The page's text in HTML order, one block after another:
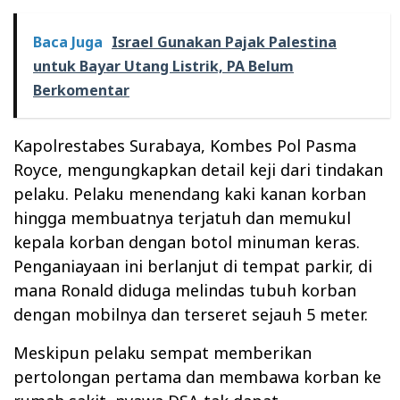
Baca Juga Israel Gunakan Pajak Palestina
untuk Bayar Utang Listrik, PA Belum
Berkomentar
Kapolrestabes Surabaya, Kombes Pol Pasma
Royce, mengungkapkan detail keji dari tindakan
pelaku. Pelaku menendang kaki kanan korban
hingga membuatnya terjatuh dan memukul
kepala korban dengan botol minuman keras.
Penganiayaan ini berlanjut di tempat parkir, di
mana Ronald diduga melindas tubuh korban
dengan mobilnya dan terseret sejauh 5 meter.
Meskipun pelaku sempat memberikan
pertolongan pertama dan membawa korban ke